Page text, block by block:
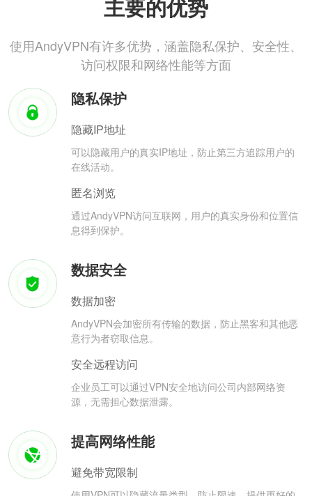
主要的优势
使用AndyVPN有许多优势，涵盖隐私保护、安全性、
访问权限和网络性能等方面
隐私保护
隐藏IP地址
可以隐藏用户的真实IP地址，防止第三方追踪用户的
在线活动。
匿名浏览
通过AndyVPN访问互联网，用户的真实身份和位置信
息得到保护。
数据安全
数据加密
AndyVPN会加密所有传输的数据，防止黑客和其他恶
意行为者窃取信息。
安全远程访问
企业员工可以通过VPN安全地访问公司内部网络资
源，无需担心数据泄露。
提高网络性能
避免带宽限制